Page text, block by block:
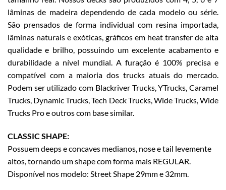
lâminas de madeira dependendo de cada modelo ou série.
São prensados de forma individual com resina importada,
lâminas naturais e exóticas, gráficos em heat transfer de alta
qualidade e brilho, possuindo um excelente acabamento e
durabilidade a nível mundial. A furação é 100% precisa e
compatível com a maioria dos trucks atuais do mercado.
Podem ser utilizado com Blackriver Trucks, YTrucks, Caramel
Trucks, Dynamic Trucks, Tech Deck Trucks, Wide Trucks, Wide
Trucks Pro e outros com base similar.
CLASSIC SHAPE:
Possuem deeps e concaves medianos, nose e tail levemente
altos, tornando um shape com forma mais REGULAR.
Disponível nos modelo: Street Shape 29mm e 32mm.